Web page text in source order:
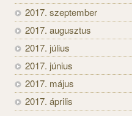
2017. szeptember
2017. augusztus
2017. július
2017. június
2017. május
2017. április